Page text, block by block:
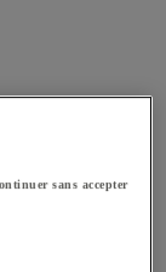
sans accepter